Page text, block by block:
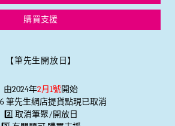
購買支援
【筆先生開放日】
由2024年2月1號開始
筆先生網店提貨點現已取消
2️⃣ 取消筆聚/開放日